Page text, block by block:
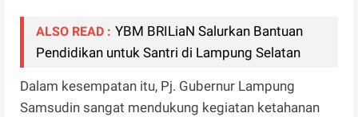
ALSO READ : YBM BRILiaN Salurkan Bantuan
Pendidikan untuk Santri di Lampung Selatan
Dalam kesempatan itu, Pj. Gubernur Lampung
Samsudin sangat mendukung kegiatan ketahanan